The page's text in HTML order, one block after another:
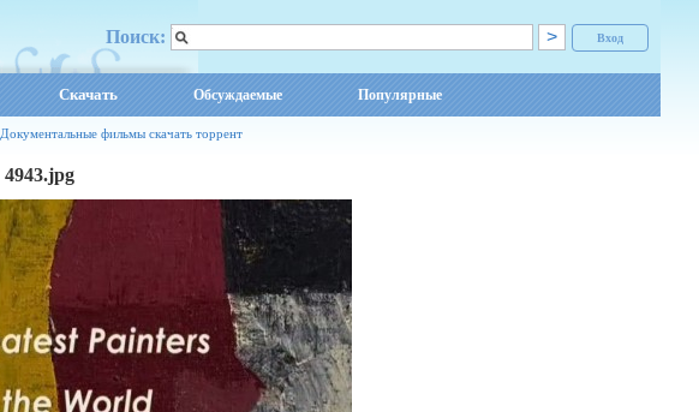
Вход
Поиск:
Скачать Обсуждаемые Популярные
Документальные фильмы скачать торрент
4943.jpg